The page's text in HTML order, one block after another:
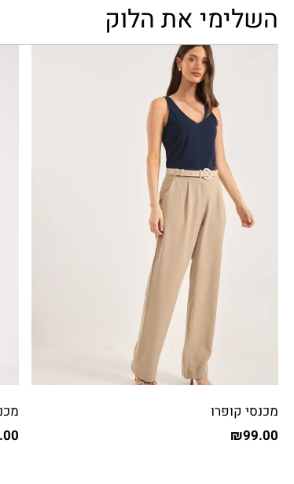
השלימי את הלוק
מכנסי קופרו
₪99.00